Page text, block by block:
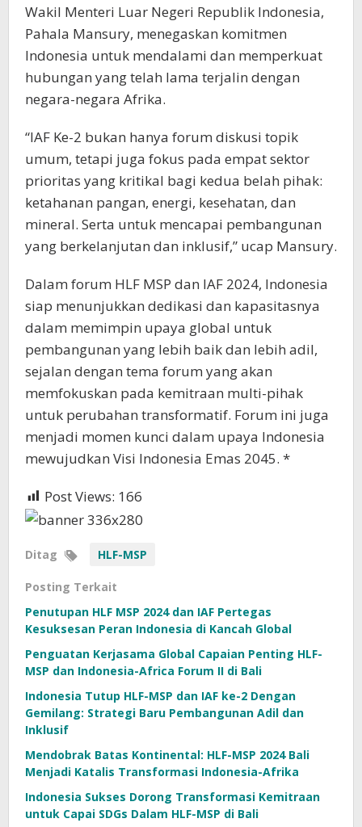
Wakil Menteri Luar Negeri Republik Indonesia,
Pahala Mansury, menegaskan komitmen
Indonesia untuk mendalami dan memperkuat
hubungan yang telah lama terjalin dengan
negara-negara Afrika.
“IAF Ke-2 bukan hanya forum diskusi topik
umum, tetapi juga fokus pada empat sektor
prioritas yang kritikal bagi kedua belah pihak:
ketahanan pangan, energi, kesehatan, dan
mineral. Serta untuk mencapai pembangunan
yang berkelanjutan dan inklusif,” ucap Mansury.
Dalam forum HLF MSP dan IAF 2024, Indonesia
siap menunjukkan dedikasi dan kapasitasnya
dalam memimpin upaya global untuk
pembangunan yang lebih baik dan lebih adil,
sejalan dengan tema forum yang akan
memfokuskan pada kemitraan multi-pihak
untuk perubahan transformatif. Forum ini juga
menjadi momen kunci dalam upaya Indonesia
mewujudkan Visi Indonesia Emas 2045. *
Post Views: 166
Ditag HLF-MSP
Posting Terkait
Penutupan HLF MSP 2024 dan IAF Pertegas
Kesuksesan Peran Indonesia di Kancah Global
Penguatan Kerjasama Global Capaian Penting HLF-
MSP dan Indonesia-Africa Forum II di Bali
Indonesia Tutup HLF-MSP dan IAF ke-2 Dengan
Gemilang: Strategi Baru Pembangunan Adil dan
Inklusif
Mendobrak Batas Kontinental: HLF-MSP 2024 Bali
Menjadi Katalis Transformasi Indonesia-Afrika
Indonesia Sukses Dorong Transformasi Kemitraan
untuk Capai SDGs Dalam HLF-MSP di Bali